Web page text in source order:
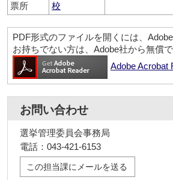
票所
校
PDF形式のファイルを開くには、
お持ちでない方は、Adobe社から無償
Adobe Acrobat
お問い合わせ
選挙管理委員会事務局
電話：043-421-6153
この担当課にメールを送る